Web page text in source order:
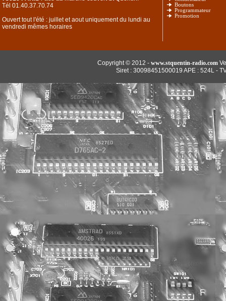
Tél 01.40.37.70.74
Ouvert tout l'été : juillet et aout uniquement du lundi au
vendredi mêmes horaires
Boutons
Programmateur
Promotion
Copyright © 2012 - www.stquentin-radio.com
Siret : 30098451500019 APE : 524L -